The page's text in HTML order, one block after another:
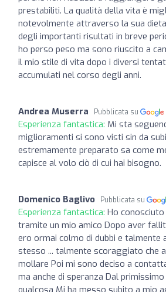
prestabiliti. La qualità della vita è
notevolmente attraverso la sua
degli importanti risultati in breve
ho perso peso ma sono riuscito a
il mio stile di vita dopo i diversi
accumulati nel corso degli anni.
Andrea Muserra Pubblicata su
Esperienza fantastica: Mi sta
miglioramenti si sono visti sin da
estremamente preparato sa come
capisce al volo ciò di cui hai bisogno.
Domenico Baglivo Pubblicata su
Esperienza fantastica: Ho
tramite un mio amico Dopo aver
ero ormai colmo di dubbi e talmente
stesso ... talmente scoraggiato che
mollare Poi mi sono deciso a
ma anche di speranza Dal
qualcosa Mi ha messo subito a mio